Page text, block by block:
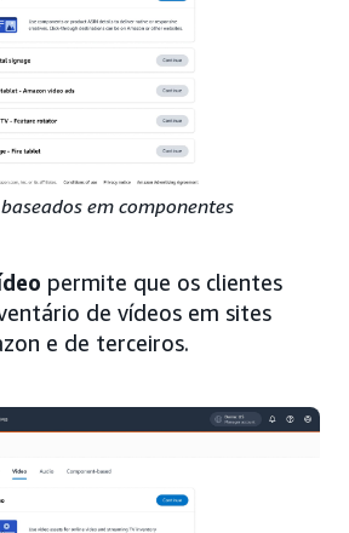
em componentes
permite que os clientes
de vídeos em sites
e de terceiros.